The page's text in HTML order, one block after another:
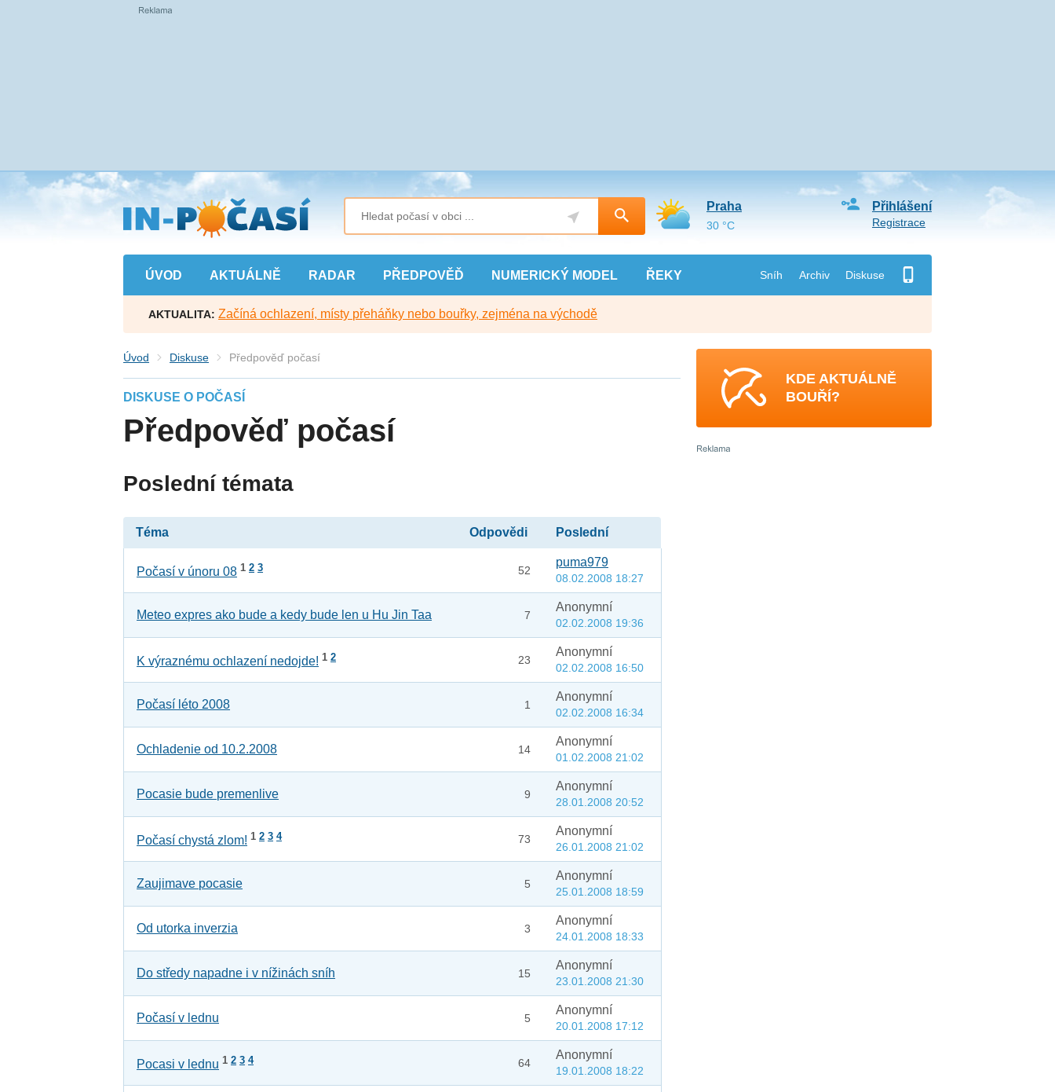
Přejít
na
hlavní
obsah
ÚVOD AKTUÁLNĚ RADAR PŘEDPOVĚĎ NUMERICKÝ MODEL ŘEKY Sníh Archiv Diskuse
Přihlášení
Registrace
Praha
30 °C
AKTUALITA: Začíná ochlazení, místy přeháňky nebo bouřky, zejména na východě
Úvod Diskuse Předpověď počasí
DISKUSE O POČASÍ
Předpověď počasí
Poslední témata
Téma Odpovědi Poslední
Počasí v únoru 08 12 3 52
puma979
08.02.2008 18:27
Meteo expres ako bude a kedy bude len u Hu Jin Taa 7
Anonymní
02.02.2008 19:36
K výraznému ochlazení nedojde! 12 23
Anonymní
02.02.2008 16:50
Počasí léto 2008 1
Anonymní
02.02.2008 16:34
Ochladenie od 10.2.2008 14
Anonymní
01.02.2008 21:02
Pocasie bude premenlive 9
Anonymní
28.01.2008 20:52
Počasí chystá zlom! 12 3 4 73
Anonymní
26.01.2008 21:02
Zaujimave pocasie 5
Anonymní
25.01.2008 18:59
Od utorka inverzia 3
Anonymní
24.01.2008 18:33
Do středy napadne i v nížinách sníh 15
Anonymní
23.01.2008 21:30
Počasí v lednu 5
Anonymní
20.01.2008 17:12
Pocasi v lednu 12 3 4 64
Anonymní
19.01.2008 18:22
KDE AKTUÁLNĚ
BOUŘÍ?